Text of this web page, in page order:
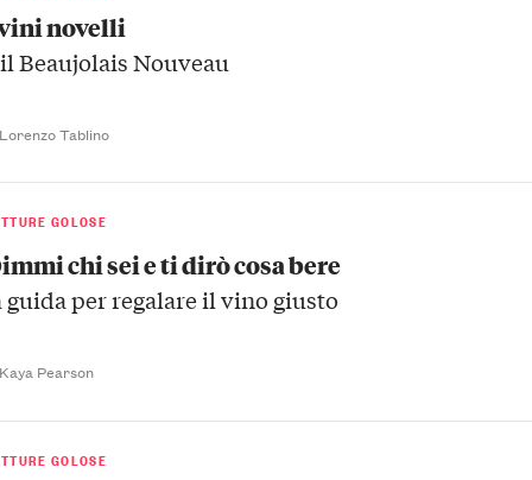
novelli
Beaujolais Nouveau
Tablino
GOLOSE
chi sei e ti dirò cosa bere
guida per regalare il vino giusto
Pearson
GOLOSE